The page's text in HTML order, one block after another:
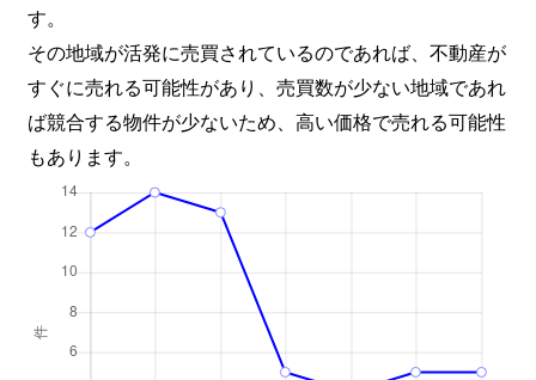
す。
その地域が活発に売買されているのであれば、不動産が
すぐに売れる可能性があり、売買数が少ない地域であれ
ば競合する物件が少ないため、高い価格で売れる可能性
もあります。